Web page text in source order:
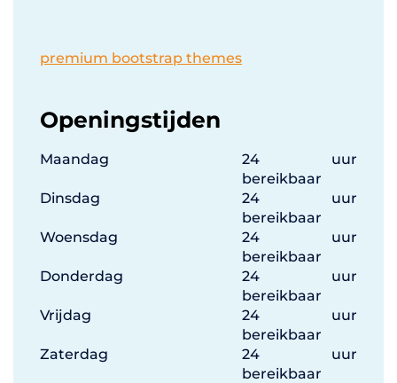
premium bootstrap themes
Openingstijden
Maandag
24 uur
bereikbaar
Dinsdag
24 uur
bereikbaar
Woensdag
24 uur
bereikbaar
Donderdag
24 uur
bereikbaar
Vrijdag
24 uur
bereikbaar
Zaterdag
24 uur
bereikbaar